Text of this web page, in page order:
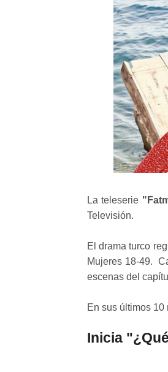
La teleserie
Televisión.
El drama turco
Mujeres 18-49.
escenas del
En sus últimos 10
Inicia